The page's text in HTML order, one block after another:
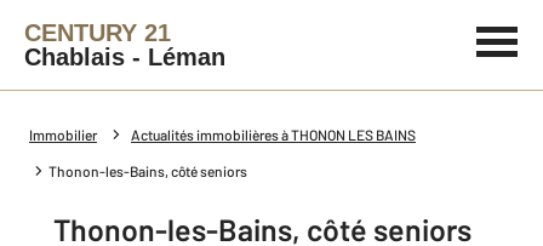
CENTURY 21
Chablais - Léman
Immobilier Actualités immobilières à THONON LES BAINS
Thonon-les-Bains, côté seniors
Thonon-les-Bains, côté seniors